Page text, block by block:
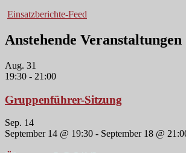
Einsatzberichte-Feed
Anstehende Veranstaltungen
Aug. 31
19:30 - 21:00
Gruppenführer-Sitzung
Sep. 14
September 14 @ 19:30 - September 18 @